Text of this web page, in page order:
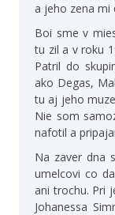
a jeho zena mi
Boi sme v
tu zil a v roku
Patril do
ako Degas,
tu aj jeho
Nie som
nafotil a
Na zaver dna
umelcovi co
ani trochu. Pri
Johanessa